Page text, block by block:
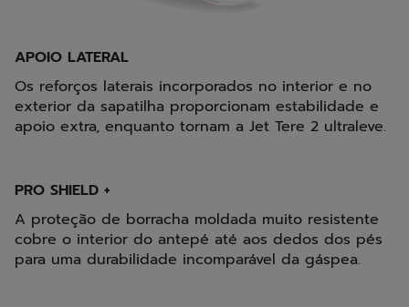
APOIO LATERAL
Os reforços laterais incorporados no interior e no
exterior da sapatilha proporcionam estabilidade e
apoio extra, enquanto tornam a Jet Tere 2 ultraleve.
PRO SHIELD +
A proteção de borracha moldada muito resistente
cobre o interior do antepé até aos dedos dos pés
para uma durabilidade incomparável da gáspea.